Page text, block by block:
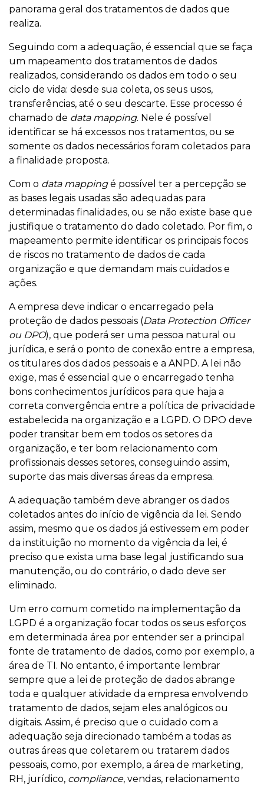
panorama geral dos tratamentos de dados que
realiza.
Seguindo com a adequação, é essencial que se faça
um mapeamento dos tratamentos de dados
realizados, considerando os dados em todo o seu
ciclo de vida: desde sua coleta, os seus usos,
transferências, até o seu descarte. Esse processo é
chamado de data mapping. Nele é possível
identificar se há excessos nos tratamentos, ou se
somente os dados necessários foram coletados para
a finalidade proposta.
Com o data mappingé possível ter a percepção se
as bases legais usadas são adequadas para
determinadas finalidades, ou se não existe base que
justifique o tratamento do dado coletado. Por fim, o
mapeamento permite identificar os principais focos
de riscos no tratamento de dados de cada
organização e que demandam mais cuidados e
ações.
A empresa deve indicar o encarregado pela
proteção de dados pessoais (Data Protection Officer
ou DPO), que poderá ser uma pessoa natural ou
jurídica, e será o ponto de conexão entre a empresa,
os titulares dos dados pessoais e a ANPD. A lei não
exige, mas é essencial que o encarregado tenha
bons conhecimentos jurídicos para que haja a
correta convergência entre a política de privacidade
estabelecida na organização e a LGPD. O DPO deve
poder transitar bem em todos os setores da
organização, e ter bom relacionamento com
profissionais desses setores, conseguindo assim,
suporte das mais diversas áreas da empresa.
A adequação também deve abranger os dados
coletados antes do início de vigência da lei. Sendo
assim, mesmo que os dados já estivessem em poder
da instituição no momento da vigência da lei, é
preciso que exista uma base legal justificando sua
manutenção, ou do contrário, o dado deve ser
eliminado.
Um erro comum cometido na implementação da
LGPD é a organização focar todos os seus esforços
em determinada área por entender ser a principal
fonte de tratamento de dados, como por exemplo, a
área de TI. No entanto, é importante lembrar
sempre que a lei de proteção de dados abrange
toda e qualquer atividade da empresa envolvendo
tratamento de dados, sejam eles analógicos ou
digitais. Assim, é preciso que o cuidado com a
adequação seja direcionado também a todas as
outras áreas que coletarem ou tratarem dados
pessoais, como, por exemplo, a área de marketing,
RH, jurídico, compliance, vendas, relacionamento